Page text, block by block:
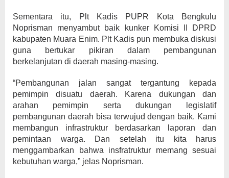
Sementara itu, Plt Kadis PUPR Kota Bengkulu
Noprisman menyambut baik kunker Komisi II DPRD
kabupaten Muara Enim. Plt Kadis pun membuka diskusi
guna bertukar pikiran dalam pembangunan
berkelanjutan di daerah masing-masing.
“Pembangunan jalan sangat tergantung kepada
pemimpin disuatu daerah. Karena dukungan dan
arahan pemimpin serta dukungan legislatif
pembangunan daerah bisa terwujud dengan baik. Kami
membangun infrastruktur berdasarkan laporan dan
pemintaan warga. Dan setelah itu kita harus
menggambarkan bahwa insfratruktur memang sesuai
kebutuhan warga,” jelas Noprisman.